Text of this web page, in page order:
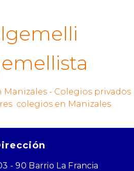
Manizales - Colegios privados
colegios en Manizales
- 90 Barrio La Francia